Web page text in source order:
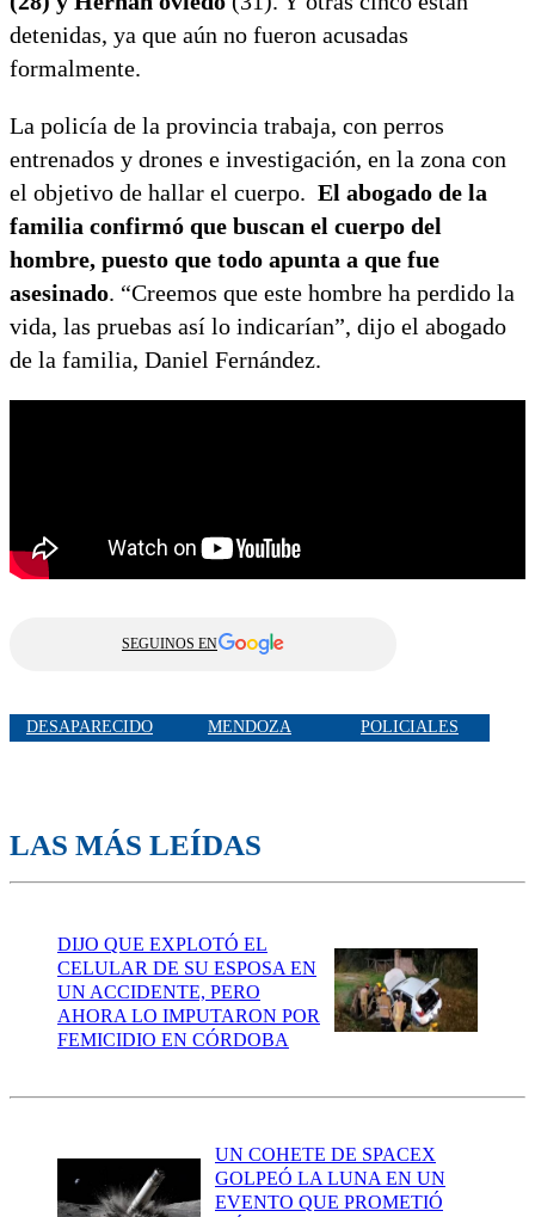
detenidas, ya que aún no fueron acusadas
formalmente.
La policía de la provincia trabaja, con perros
entrenados y drones e investigación, en la zona con
el objetivo de hallar el cuerpo. El abogado de la
familia confirmó que buscan el cuerpo del
hombre, puesto que todo apunta a que fue
asesinado. “Creemos que este hombre ha perdido la
vida, las pruebas así lo indicarían”, dijo el abogado
de la familia, Daniel Fernández.
SEGUINOS EN
DESAPARECIDO MENDOZA POLICIALES
LAS MÁS LEÍDAS
DIJO QUE EXPLOTÓ EL
CELULAR DE SU ESPOSA EN
UN ACCIDENTE, PERO
AHORA LO IMPUTARON POR
FEMICIDIO EN CÓRDOBA
UN COHETE DE SPACEX
GOLPEÓ LA LUNA EN UN
EVENTO QUE PROMETIÓ